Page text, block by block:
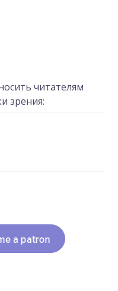
читателям
зрения: